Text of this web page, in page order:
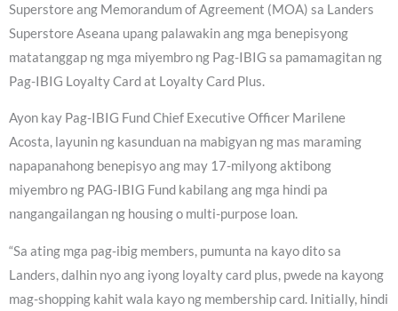
Superstore ang Memorandum of Agreement (MOA) sa Landers
Superstore Aseana upang palawakin ang mga benepisyong
matatanggap ng mga miyembro ng Pag-IBIG sa pamamagitan ng
Pag-IBIG Loyalty Card at Loyalty Card Plus.
Ayon kay Pag-IBIG Fund Chief Executive Officer Marilene
Acosta, layunin ng kasunduan na mabigyan ng mas maraming
napapanahong benepisyo ang may 17-milyong aktibong
miyembro ng PAG-IBIG Fund kabilang ang mga hindi pa
nangangailangan ng housing o multi-purpose loan.
“Sa ating mga pag-ibig members, pumunta na kayo dito sa
Landers, dalhin nyo ang iyong loyalty card plus, pwede na kayong
mag-shopping kahit wala kayo ng membership card. Initially, hindi